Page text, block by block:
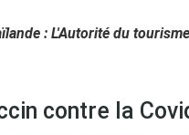
: L'Autorité du
contre la